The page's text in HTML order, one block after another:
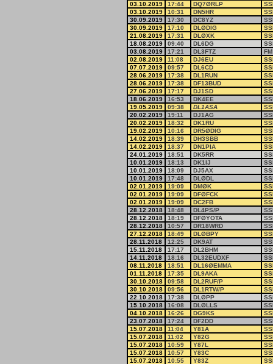
03.10.2019
17:44 DQ7ØRLP
03.10.2019
10:31 DN5HR
30.09.2019
17:30 DC8YZ
30.09.2019
17:10 DLØDIG
21.08.2019
17:31 DLØXK
18.08.2019
09:40 DL6DG
03.08.2019
17:21 DL3FTZ
FM
02.08.2019
11:08 DJ6EU
07.07.2019
09:57 DL6CD
28.06.2019
17:38 DL1RUN
28.06.2019
17:38 DF13BUD
27.06.2019
17:17 DJ1SD
18.06.2019
16:53 DK4EE
19.05.2019
09:38 DL1ASA
20.02.2019
19:11 DJ1AG
20.02.2019
18:32 DK1RU
19.02.2019
10:16 DR5ØDIG
14.02.2019
18:39 DH3SBB
14.02.2019
18:37 DN1PIA
24.01.2019
18:51 DK5RR
10.01.2019
18:13 DK1IJ
10.01.2019
18:09 DJ5AX
10.01.2019
17:48 DLØDL
02.01.2019
19:09 DMØK
02.01.2019
19:09 DFØFCK
02.01.2019
19:09 DC2FB
28.12.2018
18:48 DL4PS/P
28.12.2018
18:19 DFØYOTA
28.12.2018
10:57 DR18WRD
27.12.2018
18:49 DLØBPY
28.11.2018
12:25 DK9AT
15.11.2018
17:17 DL2BHM
14.11.2018
18:16 DL32EUDXF
08.11.2018
18:51 DL16ØEMMA
01.11.2018
17:35 DL9AKA
30.10.2018
09:58 DL2RUF/P
30.10.2018
09:56 DL1RTW/P
22.10.2018
17:38 DLØPP
15.10.2018
16:08 DLØLLS
04.10.2018
16:26 DG9KS
23.07.2018
17:24 DF2DD
15.07.2018
11:04 Y81A
15.07.2018
11:02 Y82G
15.07.2018
10:59 Y87L
15.07.2018
10:57 Y83C
15.07.2018
10:55 Y83Z